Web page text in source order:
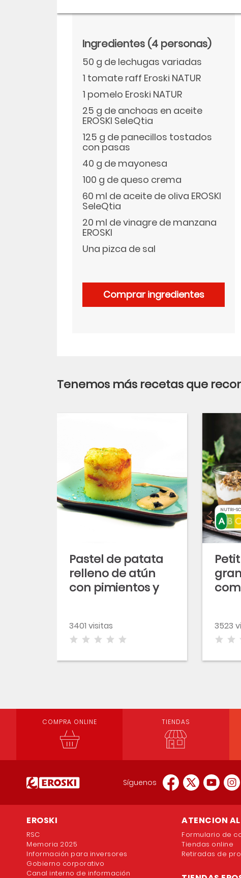
Ingredientes (4 personas)
50 g de lechugas variadas
1 tomate raff Eroski NATUR
1 pomelo Eroski NATUR
25 g de anchoas en aceite
EROSKI SeleQtia
125 g de panecillos tostados
con pasas
40 g de mayonesa
100 g de queso crema
60 ml de aceite de oliva EROSKI
SeleQtia
20 ml de vinagre de manzana
EROSKI
Una pizca de sal
Comprar ingredientes
Tenemos más recetas que
Pastel de patata
relleno de atún
con pimientos y
3401 visitas 3523
NUTRI-
COMPRA ONLINE TIENDAS
Síguenos
EROSKI
RSC
Memoria 2025
Información para inversores
Gobierno corporativo
Canal interno de información
ATENCION
Formulario de
Tiendas online
Retiradas de